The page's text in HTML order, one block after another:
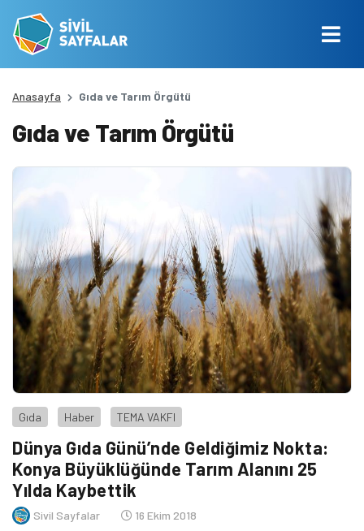
Anasayfa Gıda ve Tarım Örgütü
Gıda ve Tarım Örgütü
Gıda Haber TEMA VAKFI
Dünya Gıda Günü’nde Geldiğimiz Nokta:
Konya Büyüklüğünde Tarım Alanını 25
Yılda Kaybettik
Sivil Sayfalar 16 Ekim 2018